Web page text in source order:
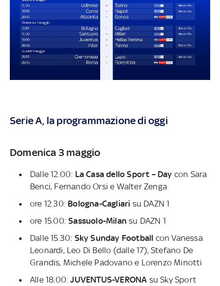
Serie A, la programmazione di oggi
Domenica 3 maggio
Dalle 12.00: La Casa dello Sport – Day con Sara
Benci, Fernando Orsi e Walter Zenga
ore 12.30: Bologna-Cagliari su DAZN 1
ore 15.00:Sassuolo-Milansu DAZN 1
Dalle 15.30: Sky Sunday Football con Vanessa
Leonardi, Leo Di Bello (dalle 17), Stefano De
Grandis, Michele Padovano e Lorenzo Minotti
Alle 18.00:JUVENTUS-VERONA su Sky Sport